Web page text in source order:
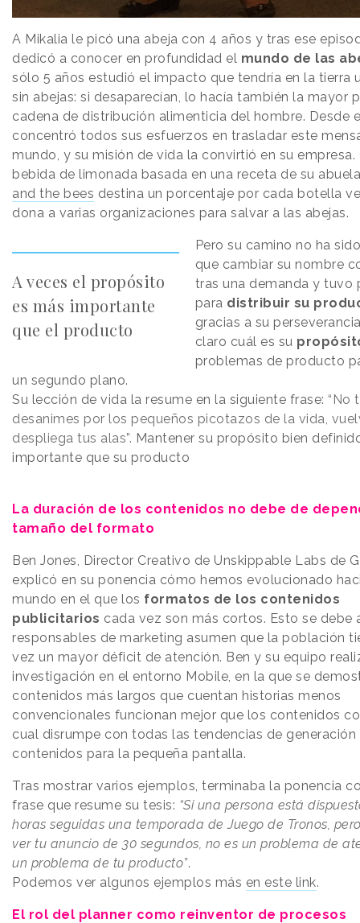
A Mikalia le picó una abeja con 4 años y tras ese
dedicó a conocer en profundidad el mundo de las
sólo 5 años estudió el impacto que tendría en la tierra
sin abejas: si desaparecían, lo hacía también la mayor
cadena de distribución alimenticia del hombre. Desde
concentró todos sus esfuerzos en trasladar este
mundo, y su misión de vida la convirtió en su empresa.
bebida de limonada basada en una receta de su
and the bees destina un porcentaje por cada botella
dona a varias organizaciones para salvar a las abejas.
A veces el propósito
es más importante
que el producto
Pero su camino no ha
que cambiar su nombre
tras una demanda y tuvo
para distribuir su
gracias a su
claro cuál es su
problemas de producto
un segundo plano.
Su lección de vida la resume en la siguiente frase: “No
desanimes por los pequeños picotazos de la vida,
despliega tus alas”. Mantener su propósito bien
importante que su producto
La duración de los contenidos no debe de
tamaño del formato
Ben Jones, Director Creativo de Unskippable Labs de
explicó en su ponencia cómo hemos evolucionado
mundo en el que los formatos de los contenidos
publicitarios cada vez son más cortos. Esto se debe
responsables de marketing asumen que la población
vez un mayor déficit de atención. Ben y su equipo
investigación en el entorno Mobile, en la que se
contenidos más largos que cuentan historias menos
convencionales funcionan mejor que los contenidos
cual disrumpe con todas las tendencias de generación
contenidos para la pequeña pantalla.
Tras mostrar varios ejemplos, terminaba la ponencia
frase que resume su tesis: “Si una persona está
horas seguidas una temporada de Juego de Tronos,
ver tu anuncio de 30 segundos, no es un problema de
un problema de tu producto”.
Podemos ver algunos ejemplos más en este link.
El rol del planner como reinventor de procesos